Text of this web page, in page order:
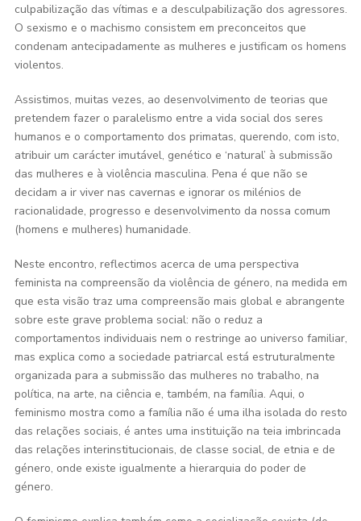
culpabilização das vítimas e a desculpabilização dos agressores.
O sexismo e o machismo consistem em preconceitos que
condenam antecipadamente as mulheres e justificam os homens
violentos.
Assistimos, muitas vezes, ao desenvolvimento de teorias que
pretendem fazer o paralelismo entre a vida social dos seres
humanos e o comportamento dos primatas, querendo, com isto,
atribuir um carácter imutável, genético e ‘natural’ à submissão
das mulheres e à violência masculina. Pena é que não se
decidam a ir viver nas cavernas e ignorar os milénios de
racionalidade, progresso e desenvolvimento da nossa comum
(homens e mulheres) humanidade.
Neste encontro, reflectimos acerca de uma perspectiva
feminista na compreensão da violência de género, na medida em
que esta visão traz uma compreensão mais global e abrangente
sobre este grave problema social: não o reduz a
comportamentos individuais nem o restringe ao universo familiar,
mas explica como a sociedade patriarcal está estruturalmente
organizada para a submissão das mulheres no trabalho, na
política, na arte, na ciência e, também, na família. Aqui, o
feminismo mostra como a família não é uma ilha isolada do resto
das relações sociais, é antes uma instituição na teia imbrincada
das relações interinstitucionais, de classe social, de etnia e de
género, onde existe igualmente a hierarquia do poder de
género.